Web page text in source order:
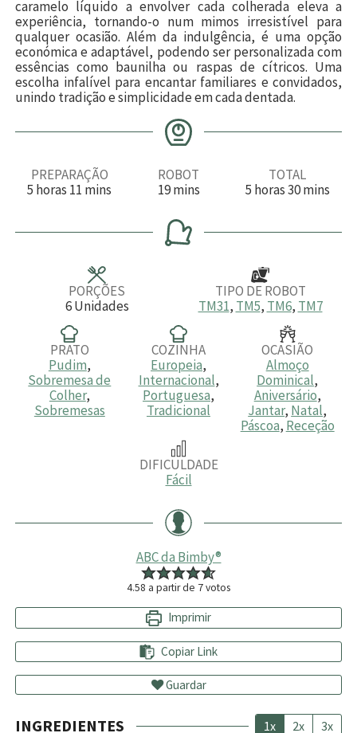
caramelo líquido a envolver cada colherada eleva a
experiência, tornando-o num mimos irresistível para
qualquer ocasião. Além da indulgência, é uma opção
económica e adaptável, podendo ser personalizada com
essências como baunilha ou raspas de cítricos. Uma
escolha infalível para encantar familiares e convidados,
unindo tradição e simplicidade em cada dentada.
PREPARAÇÃO
5 h
a
horas 11 m
u
mins
ROBOT
19m
n
u
t
mins
TOTAL
5h
a
horas30m
u
mins
PORÇÕES
6 Unidades
TIPO DE ROBOT
TM31, TM5, TM6, TM7
PRATO
Pudim,
Sobremesa de
Colher,
Sobremesas
COZINHA
Europeia,
Internacional,
Portuguesa,
Tradicional
OCASIÃO
Almoço
Dominical,
Aniversário,
Jantar, Natal,
Páscoa, Receção
DIFICULDADE
Fácil
ABC da Bimby®
4.58 a partir de 7votos
Imprimir
Copiar Link
Guardar
INGREDIENTES 1x 2x 3x